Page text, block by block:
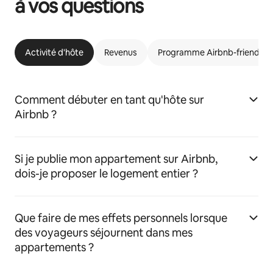
à vos questions
Activité d'hôte Revenus Programme Airbnb-friendly
Comment débuter en tant qu'hôte sur
Airbnb ?
Si je publie mon appartement sur Airbnb,
dois-je proposer le logement entier ?
Que faire de mes effets personnels lorsque
des voyageurs séjournent dans mes
appartements ?